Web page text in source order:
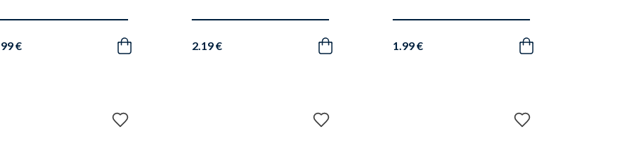
€ Acquista 2.19 € Acquista 1.99 € Acquista
Aggiungi
Aggiungi
Aggiungi